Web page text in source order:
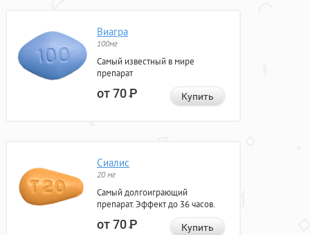
Виагра
100мг
Самый известный в мире
препарат
от 70Р Купить
Сиалис
20 мг
Самый долгоиграющий
препарат. Эффект до 36 часов.
от 70Р Купить